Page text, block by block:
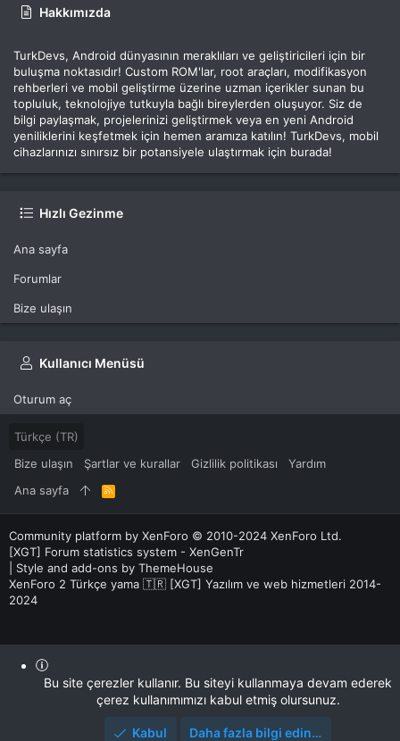
Hakkımızda
TurkDevs, Android dünyasının meraklıları ve geliştiricileri için bir
buluşma noktasıdır! Custom ROM'lar, root araçları, modifikasyon
rehberleri ve mobil geliştirme üzerine uzman içerikler sunan bu
topluluk, teknolojiye tutkuyla bağlı bireylerden oluşuyor. Siz de
bilgi paylaşmak, projelerinizi geliştirmek veya en yeni Android
yeniliklerini keşfetmek için hemen aramıza katılın! TurkDevs, mobil
cihazlarınızı sınırsız bir potansiyele ulaştırmak için burada!
Hızlı Gezinme
Ana sayfa
Forumlar
Bize ulaşın
Kullanıcı Menüsü
Oturum aç
Türkçe (TR)
Bize ulaşın
Şartlar ve kurallar Gizlilik politikası
Yardım
Ana sayfa
R
S
S
Community platform by XenForo © 2010-2024 XenForo Ltd.
[XGT] Forum statistics system - XenGenTr
Style and add-ons by ThemeHouse
XenForo 2 Türkçe yama 🇹🇷 [XGT] Yazılım ve web hizmetleri 2014-
2024
Bu site çerezler kullanır. Bu siteyi kullanmaya devam ederek
çerez kullanımımızı kabul etmiş olursunuz.
Kabul Daha fazla bilgi edin…